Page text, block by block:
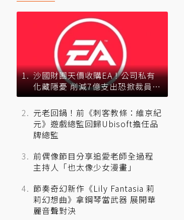
▍相關連結：
Facebook粉絲專頁。
沙國財團天價收購EA！公司私有
化藏隱憂 削減7億支出恐掀裁員風
暴？
元老回鍋！前《刺客教條：維京紀
元》遊戲總監回歸Ubisoft擔任品
牌總監
前偶像節目分享追愛老師全過程
主持人「也太像少女漫畫」
節奏奇幻新作《Lily Fantasia 莉
莉幻想曲》拿鋼琴當武器 展開華
麗音聲對決